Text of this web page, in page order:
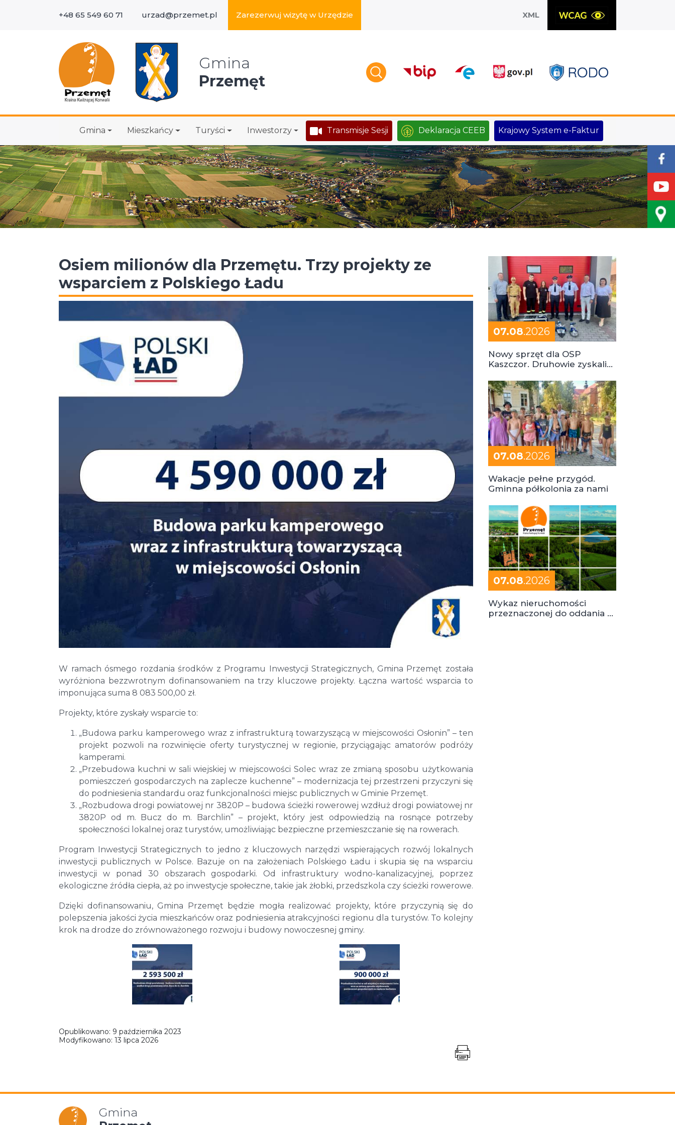
+48 65 549 60 71 urzad@przemet.pl Zarezerwuj wizytę w Urzędzie XML
Gmina
Przemęt
Gmina Mieszkańcy Turyści Inwestorzy Transmisje Sesji Deklaracja CEEB Krajowy System e-Faktur
Osiem milionów dla Przemętu. Trzy projekty ze
wsparciem z Polskiego Ładu
W ramach ósmego rozdania środków z Programu Inwestycji Strategicznych, Gmina Przemęt została
wyróżniona bezzwrotnym dofinansowaniem na trzy kluczowe projekty. Łączna wartość wsparcia to
imponująca suma 8 083 500,00 zł.
Projekty, które zyskały wsparcie to:
„Budowa parku kamperowego wraz z infrastrukturą towarzyszącą w miejscowości Osłonin” – ten
projekt pozwoli na rozwinięcie oferty turystycznej w regionie, przyciągając amatorów podróży
kamperami.
„Przebudowa kuchni w sali wiejskiej w miejscowości Solec wraz ze zmianą sposobu użytkowania
pomieszczeń gospodarczych na zaplecze kuchenne” – modernizacja tej przestrzeni przyczyni się
do podniesienia standardu oraz funkcjonalności miejsc publicznych w Gminie Przemęt.
„Rozbudowa drogi powiatowej nr 3820P – budowa ścieżki rowerowej wzdłuż drogi powiatowej nr
3820P od m. Bucz do m. Barchlin” – projekt, który jest odpowiedzią na rosnące potrzeby
społeczności lokalnej oraz turystów, umożliwiając bezpieczne przemieszczanie się na rowerach.
Program Inwestycji Strategicznych to jedno z kluczowych narzędzi wspierających rozwój lokalnych
inwestycji publicznych w Polsce. Bazuje on na założeniach Polskiego Ładu i skupia się na wsparciu
inwestycji w ponad 30 obszarach gospodarki. Od infrastruktury wodno-kanalizacyjnej, poprzez
ekologiczne źródła ciepła, aż po inwestycje społeczne, takie jak żłobki, przedszkola czy ścieżki rowerowe.
Dzięki dofinansowaniu, Gmina Przemęt będzie mogła realizować projekty, które przyczynią się do
polepszenia jakości życia mieszkańców oraz podniesienia atrakcyjności regionu dla turystów. To kolejny
krok na drodze do zrównoważonego rozwoju i budowy nowoczesnej gminy.
Opublikowano: 9 października 2023
Modyfikowano: 13 lipca 2026
07.08.2026
Nowy sprzęt dla OSP
Kaszczor. Druhowie zyskali
07.08.2026
Wakacje pełne przygód.
Gminna półkolonia za nami
07.08.2026
Wykaz nieruchomości
przeznaczonej do oddania w
Gmina
Wyszukaj w serwisie